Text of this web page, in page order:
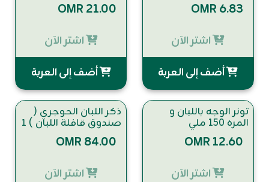
OMR 6.83
اشتر الآن
أضف إلى العربة
OMR 21.00
اشتر الآن
أضف إلى العربة
تونر الوجه باللبان و
المره 150 ملي
OMR 12.60
اشتر الآن
ذكر اللبان الحوجري (
صندوق قافلة اللبان ) ١
كيلو
OMR 84.00
اشتر الآن